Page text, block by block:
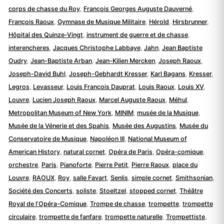
corps de chasse du Roy, François Georges Auguste Dauverné,
François Raoux, Gymnase de Musique Militaire, Hérold Hirsbrunner,
Hôpital des Quinze-Vingt instrument de guerre et de chasse,
interencheres Jacques Christophe Labbaye, Jahn, Jean Baptiste
Oudry, Jean-Baptiste Arban, Jean-Kilien Mercken, Joseph Raoux,
Joseph-David Buhl, Joseph-Gebhardt Kresser, Karl Bagans Kresser,
Legros Levasseur, Louis François Dauprat Louis Raoux, Louis XV,
Louvre, Lucien Joseph Raoux, Marcel Auguste Raoux, Méhul,
Metropolitan Museum of New York, MINIM, musée de la Musique,
Musée de la Vénerie et des Spahis Musée des Augustins Musée du
Conservatoire de Musique, Napoléon III, National Museum of
American History, natural cornet Opéra de Paris Opéra-comique,
orchestre, Paris Pianoforte, Pierre Petit Pierre Raoux, place du
Louvre, RAOUX, Roy, salle Favart Senlis simple cornet Smithsonian,
Société des Concerts soliste, Stoeltzel, stopped cornet Théâtre
Royal de l’Opéra-Comique, Trompe de chasse, trompette, trompette
circulaire, trompette de fanfare, trompette naturelle, Trompettiste,